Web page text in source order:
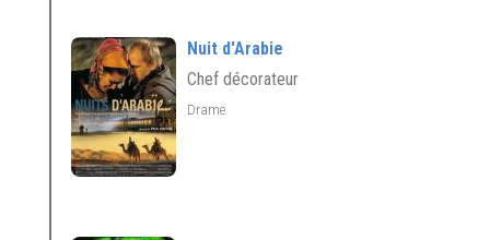
Nuit d'Arabie
Chef décorateur
Drame